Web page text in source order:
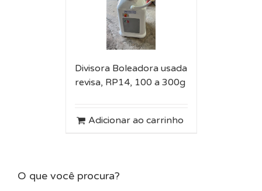
Divisora Boleadora usada
revisa, RP14, 100 a 300g
Adicionar ao carrinho
O que você procura?